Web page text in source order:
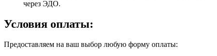
через ЭДО.
Условия оплаты:
Предоставляем на ваш выбор любую форму оплаты: